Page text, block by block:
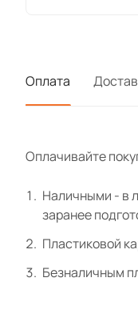
Оплата
Оплачивайте
Наличными - в
заранее
Пластиковой
Безналичным